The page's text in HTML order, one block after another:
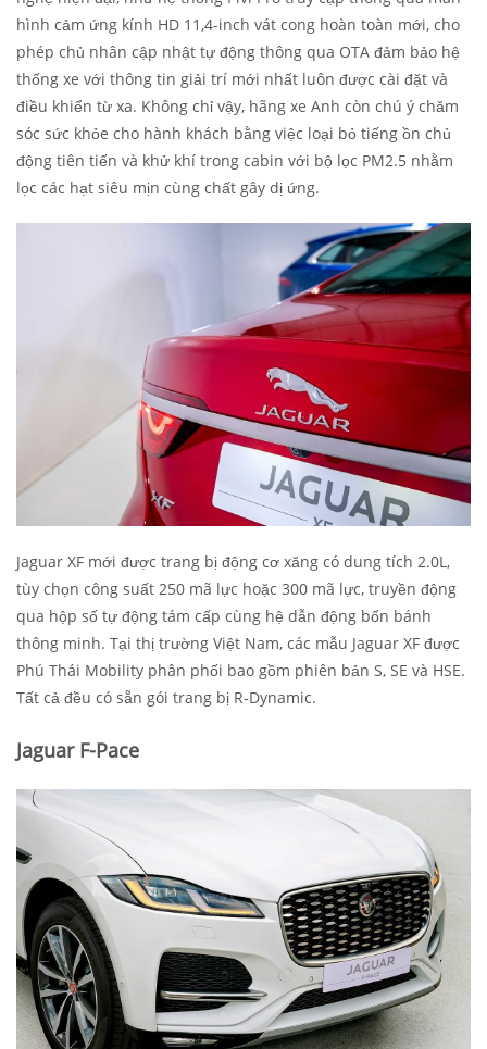
hình cảm ứng kính HD 11,4-inch vát cong hoàn toàn mới, cho
phép chủ nhân cập nhật tự động thông qua OTA đảm bảo hệ
thống xe với thông tin giải trí mới nhất luôn được cài đặt và
điều khiển từ xa. Không chỉ vậy, hãng xe Anh còn chú ý chăm
sóc sức khỏe cho hành khách bằng việc loại bỏ tiếng ồn chủ
động tiên tiến và khử khí trong cabin với bộ lọc PM2.5 nhằm
lọc các hạt siêu mịn cùng chất gây dị ứng.
Jaguar XF mới được trang bị động cơ xăng có dung tích 2.0L,
tùy chọn công suất 250 mã lực hoặc 300 mã lực, truyền động
qua hộp số tự động tám cấp cùng hệ dẫn động bốn bánh
thông minh. Tại thị trường Việt Nam, các mẫu Jaguar XF được
Phú Thái Mobility phân phối bao gồm phiên bản S, SE và HSE.
Tất cả đều có sẵn gói trang bị R-Dynamic.
Jaguar F-Pace